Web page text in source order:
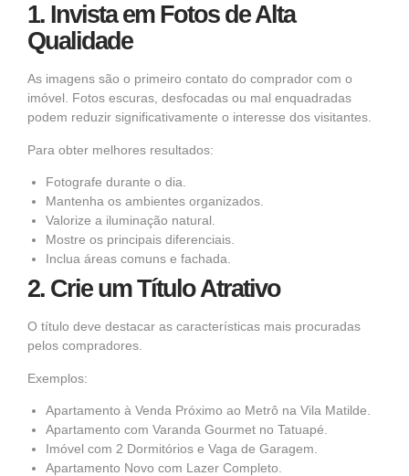
1. Invista em Fotos de Alta
Qualidade
As imagens são o primeiro contato do comprador com o
imóvel. Fotos escuras, desfocadas ou mal enquadradas
podem reduzir significativamente o interesse dos visitantes.
Para obter melhores resultados:
Fotografe durante o dia.
Mantenha os ambientes organizados.
Valorize a iluminação natural.
Mostre os principais diferenciais.
Inclua áreas comuns e fachada.
2. Crie um Título Atrativo
O título deve destacar as características mais procuradas
pelos compradores.
Exemplos:
Apartamento à Venda Próximo ao Metrô na Vila Matilde.
Apartamento com Varanda Gourmet no Tatuapé.
Imóvel com 2 Dormitórios e Vaga de Garagem.
Apartamento Novo com Lazer Completo.